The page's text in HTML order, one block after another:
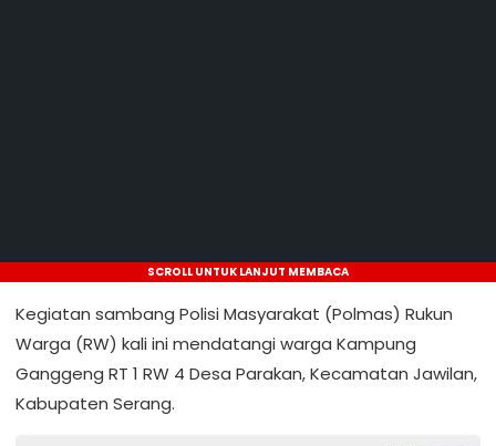
SCROLL UNTUK LANJUT MEMBACA
Kegiatan sambang Polisi Masyarakat (Polmas) Rukun
Warga (RW) kali ini mendatangi warga Kampung
Ganggeng RT 1 RW 4 Desa Parakan, Kecamatan Jawilan,
Kabupaten Serang.